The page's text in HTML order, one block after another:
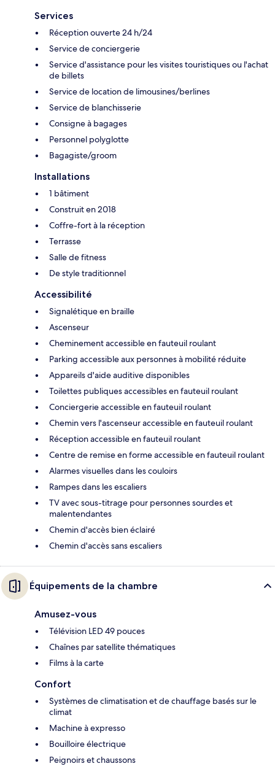
Services
Réception ouverte 24 h/24
Service de conciergerie
Service d'assistance pour les visites touristiques ou l'achat
de billets
Service de location de limousines/berlines
Service de blanchisserie
Consigne à bagages
Personnel polyglotte
Bagagiste/groom
Installations
1 bâtiment
Construit en 2018
Coffre-fort à la réception
Terrasse
Salle de fitness
De style traditionnel
Accessibilité
Signalétique en braille
Ascenseur
Cheminement accessible en fauteuil roulant
Parking accessible aux personnes à mobilité réduite
Appareils d'aide auditive disponibles
Toilettes publiques accessibles en fauteuil roulant
Conciergerie accessible en fauteuil roulant
Chemin vers l'ascenseur accessible en fauteuil roulant
Réception accessible en fauteuil roulant
Centre de remise en forme accessible en fauteuil roulant
Alarmes visuelles dans les couloirs
Rampes dans les escaliers
TV avec sous-titrage pour personnes sourdes et
malentendantes
Chemin d'accès bien éclairé
Chemin d'accès sans escaliers
Équipements de la chambre
Amusez-vous
Télévision LED 49 pouces
Chaînes par satellite thématiques
Films à la carte
Confort
Systèmes de climatisation et de chauffage basés sur le
climat
Machine à expresso
Bouilloire électrique
Peignoirs et chaussons